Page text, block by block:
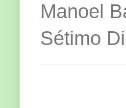
Manoel
Sétimo